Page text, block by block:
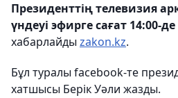
Президенттің телевизия
үндеуі эфирге сағат 14:00-
хабарлайды zakon.kz.
Бұл туралы facebook-те
хатшысы Берік Уәли жазды.